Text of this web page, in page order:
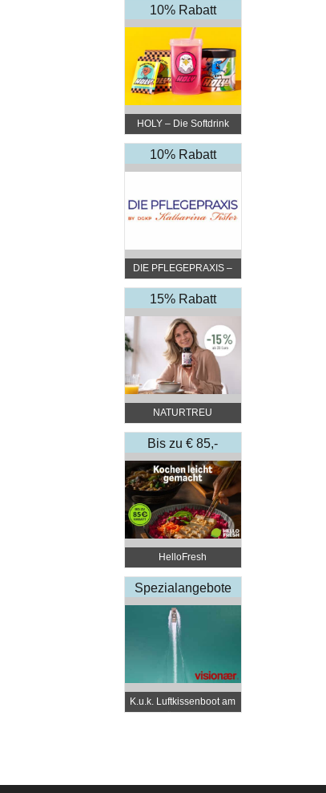
10% Rabatt
HOLY – Die Softdrink
Revolution
10% Rabatt
DIE PFLEGEPRAXIS –
by DGKP Katharina
Fister
15% Rabatt
NATURTREU
Bis zu € 85,-
Rabatt
HelloFresh
Spezialangebote
K.u.k. Luftkissenboot am
Wörthersee